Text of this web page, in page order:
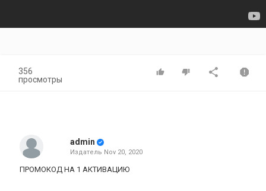
356
просмотры
admin
Издатель Nov 20, 2020
ПРОМОКОД НА 1 АКТИВАЦИЮ